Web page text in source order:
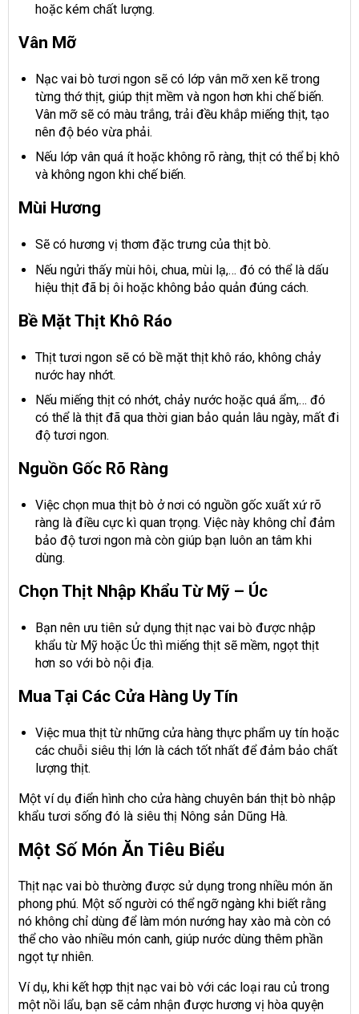
hoặc kém chất lượng.
Vân Mỡ
Nạc vai bò tươi ngon sẽ có lớp vân mỡ xen kẽ trong
từng thớ thịt, giúp thịt mềm và ngon hơn khi chế biến.
Vân mỡ sẽ có màu trắng, trải đều khắp miếng thịt, tạo
nên độ béo vừa phải.
Nếu lớp vân quá ít hoặc không rõ ràng, thịt có thể bị khô
và không ngon khi chế biến.
Mùi Hương
Sẽ có hương vị thơm đặc trưng của thịt bò.
Nếu ngửi thấy mùi hôi, chua, mùi lạ,… đó có thể là dấu
hiệu thịt đã bị ôi hoặc không bảo quản đúng cách.
Bề Mặt Thịt Khô Ráo
Thịt tươi ngon sẽ có bề mặt thịt khô ráo, không chảy
nước hay nhớt.
Nếu miếng thịt có nhớt, chảy nước hoặc quá ẩm,… đó
có thể là thịt đã qua thời gian bảo quản lâu ngày, mất đi
độ tươi ngon.
Nguồn Gốc Rõ Ràng
Việc chọn mua thịt bò ở nơi có nguồn gốc xuất xứ rõ
ràng là điều cực kì quan trọng. Việc này không chỉ đảm
bảo độ tươi ngon mà còn giúp bạn luôn an tâm khi
dùng.
Chọn Thịt Nhập Khẩu Từ Mỹ – Úc
Bạn nên ưu tiên sử dụng thịt nạc vai bò được nhập
khẩu từ Mỹ hoặc Úc thì miếng thịt sẽ mềm, ngọt thịt
hơn so với bò nội địa.
Mua Tại Các Cửa Hàng Uy Tín
Việc mua thịt từ những cửa hàng thực phẩm uy tín hoặc
các chuỗi siêu thị lớn là cách tốt nhất để đảm bảo chất
lượng thịt.
Một ví dụ điển hình cho cửa hàng chuyên bán thịt bò nhập
khẩu tươi sống đó là siêu thị Nông sản Dũng Hà.
Một Số Món Ăn Tiêu Biểu
Thịt nạc vai bò thường được sử dụng trong nhiều món ăn
phong phú. Một số người có thể ngỡ ngàng khi biết rằng
nó không chỉ dùng để làm món nướng hay xào mà còn có
thể cho vào nhiều món canh, giúp nước dùng thêm phần
ngọt tự nhiên.
Ví dụ, khi kết hợp thịt nạc vai bò với các loại rau củ trong
một nồi lẩu, bạn sẽ cảm nhận được hương vị hòa quyện